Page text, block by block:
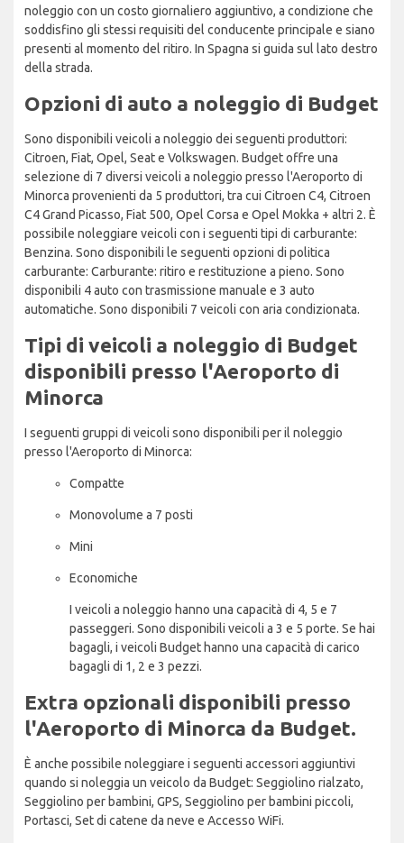
noleggio con un costo giornaliero aggiuntivo, a condizione che
soddisfino gli stessi requisiti del conducente principale e siano
presenti al momento del ritiro. In Spagna si guida sul lato destro
della strada.
Opzioni di auto a noleggio di Budget
Sono disponibili veicoli a noleggio dei seguenti produttori:
Citroen, Fiat, Opel, Seat e Volkswagen. Budget offre una
selezione di 7 diversi veicoli a noleggio presso l'Aeroporto di
Minorca provenienti da 5 produttori, tra cui Citroen C4, Citroen
C4 Grand Picasso, Fiat 500, Opel Corsa e Opel Mokka + altri 2. È
possibile noleggiare veicoli con i seguenti tipi di carburante:
Benzina. Sono disponibili le seguenti opzioni di politica
carburante: Carburante: ritiro e restituzione a pieno. Sono
disponibili 4 auto con trasmissione manuale e 3 auto
automatiche. Sono disponibili 7 veicoli con aria condizionata.
Tipi di veicoli a noleggio di Budget
disponibili presso l'Aeroporto di
Minorca
I seguenti gruppi di veicoli sono disponibili per il noleggio
presso l'Aeroporto di Minorca:
Compatte
Monovolume a 7 posti
Mini
Economiche
I veicoli a noleggio hanno una capacità di 4, 5 e 7
passeggeri. Sono disponibili veicoli a 3 e 5 porte. Se hai
bagagli, i veicoli Budget hanno una capacità di carico
bagagli di 1, 2 e 3 pezzi.
Extra opzionali disponibili presso
l'Aeroporto di Minorca da Budget.
È anche possibile noleggiare i seguenti accessori aggiuntivi
quando si noleggia un veicolo da Budget: Seggiolino rialzato,
Seggiolino per bambini, GPS, Seggiolino per bambini piccoli,
Portasci, Set di catene da neve e Accesso WiFi.